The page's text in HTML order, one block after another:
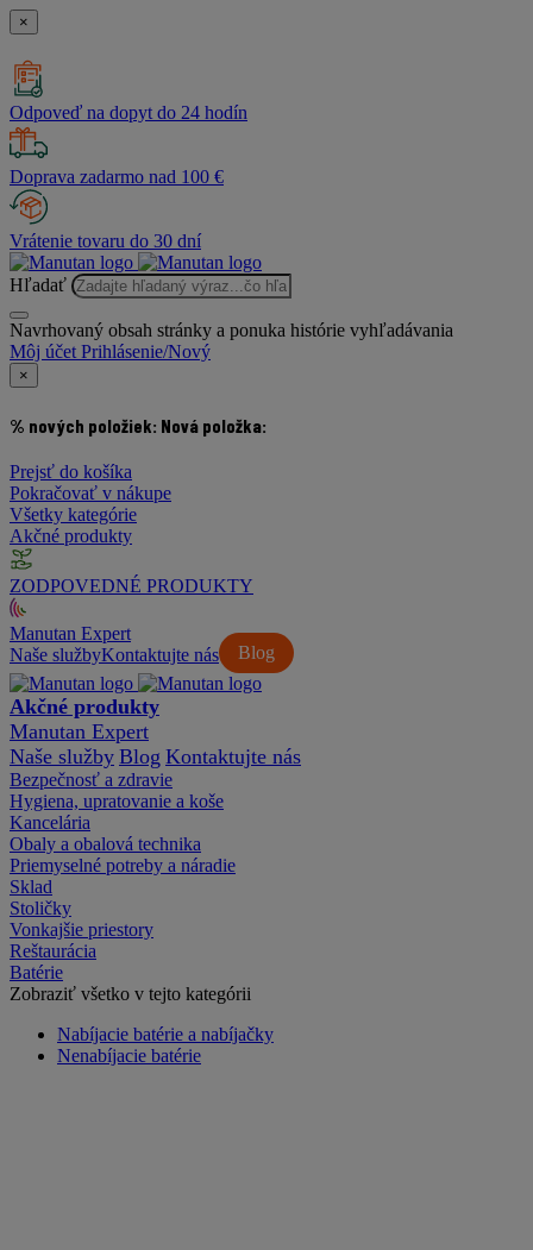
×
Odpoveď na dopyt do 24 hodín
Doprava zadarmo nad 100 €
Vrátenie tovaru do 30 dní
Hľadať
Navrhovaný obsah stránky a ponuka histórie vyhľadávania
Môj účet Prihlásenie/Nový
×
% nových položiek: Nová položka:
Prejsť do košíka
Pokračovať v nákupe
Všetky kategórie
Akčné produkty
ZODPOVEDNÉ PRODUKTY
Manutan Expert
Naše služby
Blog
Kontaktujte nás
Akčné produkty
Manutan Expert
Naše služby Blog Kontaktujte nás
Bezpečnosť a zdravie
Hygiena, upratovanie a koše
Kancelária
Obaly a obalová technika
Priemyselné potreby a náradie
Sklad
Stoličky
Vonkajšie priestory
Reštaurácia
Batérie
Zobraziť všetko v tejto kategórii
Nabíjacie batérie a nabíjačky
Nenabíjacie batérie